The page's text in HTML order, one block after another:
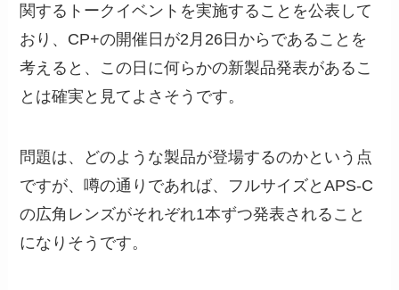
関するトークイベントを実施することを公表して
おり、CP+の開催日が2月26日からであることを
考えると、この日に何らかの新製品発表があるこ
とは確実と見てよさそうです。
問題は、どのような製品が登場するのかという点
ですが、噂の通りであれば、フルサイズとAPS-C
の広角レンズがそれぞれ1本ずつ発表されること
になりそうです。